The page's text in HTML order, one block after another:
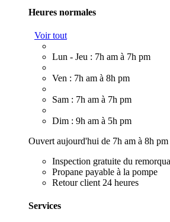
Heures normales
Voir tout
Lun - Jeu : 7h am à 7h pm
Ven : 7h am à 8h pm
Sam : 7h am à 7h pm
Dim : 9h am à 5h pm
Ouvert aujourd'hui de 7h am à 8h pm
Inspection gratuite du
Propane payable à la pompe
Retour client 24 heures
Services